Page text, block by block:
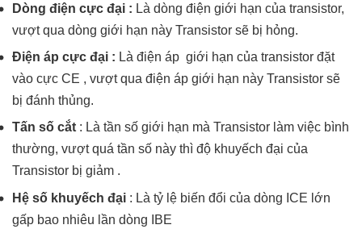
Dòng điện cực đại : Là dòng điện giới hạn của transistor,
vượt qua dòng giới hạn này Transistor sẽ bị hỏng.
Điện áp cực đại : Là điện áp giới hạn của transistor đặt
vào cực CE , vượt qua điện áp giới hạn này Transistor sẽ
bị đánh thủng.
Tấn số cắt : Là tần số giới hạn mà Transistor làm việc bình
thường, vượt quá tần số này thì độ khuyếch đại của
Transistor bị giảm .
Hệ số khuyếch đại : Là tỷ lệ biến đổi của dòng ICE lớn
gấp bao nhiêu lần dòng IBE